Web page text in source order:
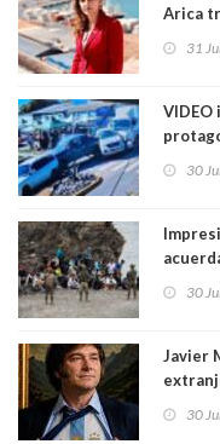
Arica
Ya
31
VIDEO
30
30
Javier
30